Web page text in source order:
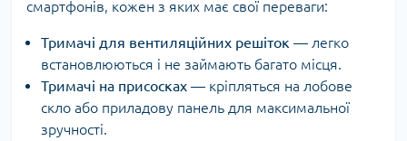
смартфонів, кожен з яких має свої переваги:
Тримачі для вентиляційних решіток — легко
встановлюються і не займають багато місця.
Тримачі на присосках — кріпляться на лобове
скло або приладову панель для максимальної
зручності.